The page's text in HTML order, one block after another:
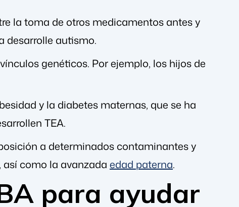
la toma de otros medicamentos antes y
desarrolle autismo.
genéticos. Por ejemplo, los hijos de
y la diabetes maternas, que se ha
TEA.
a determinados contaminantes y
como la avanzada edad paterna.
para ayudar